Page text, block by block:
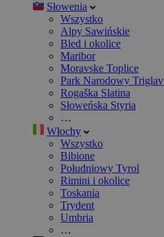
Słowenia
Wszystko
Alpy Sawińskie
Bled i okolice
Maribor
Moravske Toplice
Park Narodowy Triglav
Rogaška Slatina
Słoweńska Styria
…
Włochy
Wszystko
Bibione
Południowy Tyrol
Rimini i okolice
Toskania
Trydent
Umbria
…